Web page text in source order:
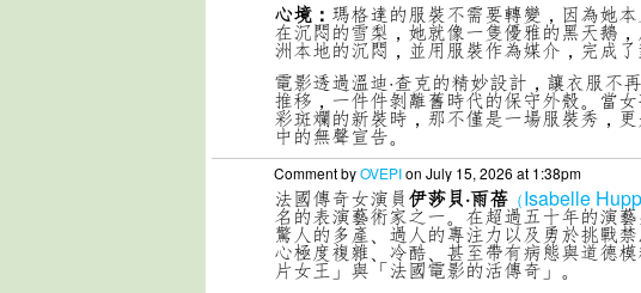
心境： 瑪格達的服裝不需要轉變，因為她
在沉悶的雪梨，她就像一隻優雅的黑天鵝
洲本地的沉悶，並用服裝作為媒介，完成
電影透過溫迪·查克的精妙設計，讓衣服不
推移，一件件剝離舊時代的保守外殼。當
彩斑斕的新裝時，那不僅是一場服裝秀，
中的無聲宣告。
Comment byOVEPIon July 15, 2026 at 1:38pm
法國傳奇女演員伊莎貝·雨蓓 （Isabelle
名的表演藝術家之一。在超過五十年的演
驚人的多產、過人的專注力以及勇於挑戰
心極度複雜、冷酷、甚至帶有病態與道德
片女王」與「法國電影的活傳奇」。